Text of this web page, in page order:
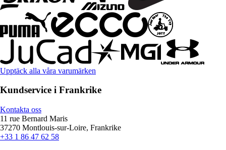
Upptäck alla våra varumärken
Kundservice i Frankrike
Kontakta oss
11 rue Bernard Maris
37270 Montlouis-sur-Loire, Frankrike
+33 1 86 47 62 58